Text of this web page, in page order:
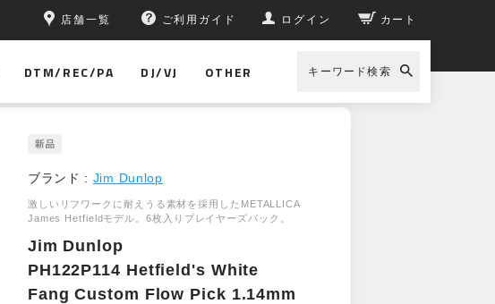
店舗一覧 ご利用ガイド ログイン カート
DTM/REC/PA DJ/VJ OTHER キーワード検索
1.14mm Players Pack
ブランド : Jim Dunlop
激しいリフワークに耐えうる素材を採用したMETALLICA
James Hetfieldモデル。6枚入りプレイヤーズパック。
Jim Dunlop
PH122P114 Hetfield's White
Fang Custom Flow Pick 1.14mm